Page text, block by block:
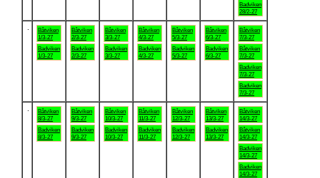
Badviken
28/2-27
Båtviken
1/3-27
Badviken
1/3-27
Båtviken
2/3-27
Badviken
2/3-27
Båtviken
3/3-27
Badviken
3/3-27
Båtviken
4/3-27
Badviken
4/3-27
Båtviken
5/3-27
Badviken
5/3-27
Båtviken
6/3-27
Badviken
6/3-27
Båtviken
7/3-27
Båtviken
7/3-27
Badviken
7/3-27
Badviken
7/3-27
Båtviken
8/3-27
Badviken
8/3-27
Båtviken
9/3-27
Badviken
9/3-27
Båtviken
10/3-27
Badviken
10/3-27
Båtviken
11/3-27
Badviken
11/3-27
Båtviken
12/3-27
Badviken
12/3-27
Båtviken
13/3-27
Badviken
13/3-27
Båtviken
14/3-27
Båtviken
14/3-27
Badviken
14/3-27
Badviken
14/3-27